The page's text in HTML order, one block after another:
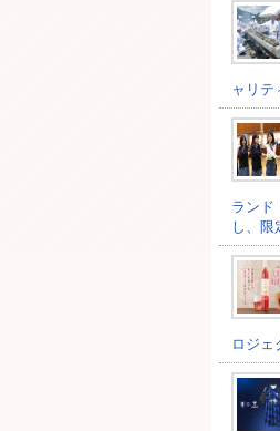
ャリテ
ランド
し、限
ロジェ